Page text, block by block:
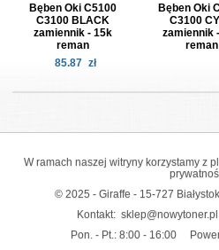
Bęben Oki C5100
C3100 BLACK
zamiennik - 15k
reman
85.87 zł
Bęben Oki
C3100
zamiennik
reman
W ramach naszej witryny korzystamy z
© 2025 - Giraffe - 15-727
Kontakt: sklep@nowytoner.pl
Pon. - Pt.: 8:00 - 16:00